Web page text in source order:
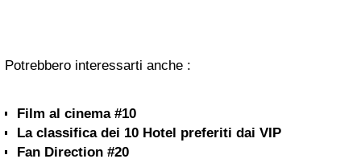
Potrebbero interessarti anche :
Film al cinema #10
La classifica dei 10 Hotel preferiti dai VIP
Fan Direction #20